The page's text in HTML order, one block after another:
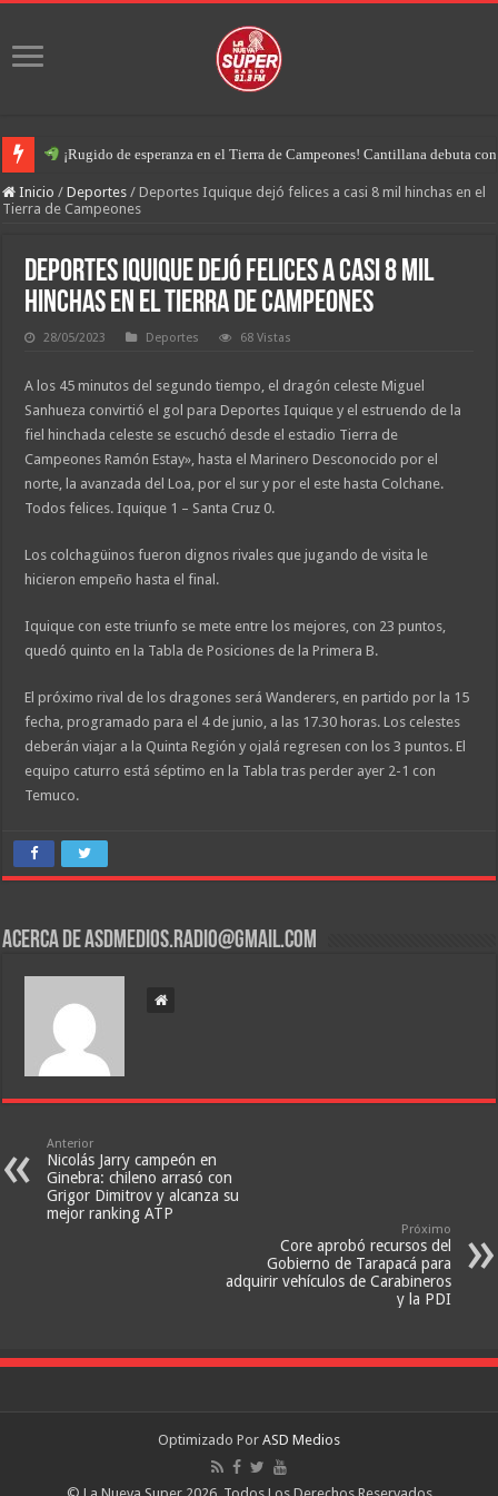
¡Rugido de esperanza en el Tierra de Campeones! Cantillana debuta
Inicio / Deportes / Deportes Iquique dejó felices a casi 8 mil hinchas en el
Tierra de Campeones
Deportes Iquique dejó felices a casi 8 mil
hinchas en el Tierra de Campeones
28/05/2023 Deportes 68 Vistas
A los 45 minutos del segundo tiempo, el dragón celeste Miguel
Sanhueza convirtió el gol para Deportes Iquique y el estruendo de la
fiel hinchada celeste se escuchó desde el estadio Tierra de
Campeones Ramón Estay», hasta el Marinero Desconocido por el
norte, la avanzada del Loa, por el sur y por el este hasta Colchane.
Todos felices. Iquique 1 – Santa Cruz 0.
Los colchagüinos fueron dignos rivales que jugando de visita le
hicieron empeño hasta el final.
Iquique con este triunfo se mete entre los mejores, con 23 puntos,
quedó quinto en la Tabla de Posiciones de la Primera B.
El próximo rival de los dragones será Wanderers, en partido por la 15
fecha, programado para el 4 de junio, a las 17.30 horas. Los celestes
deberán viajar a la Quinta Región y ojalá regresen con los 3 puntos. El
equipo caturro está séptimo en la Tabla tras perder ayer 2-1 con
Temuco.
Acerca de asdmedios.radio@gmail.com
Anterior
Nicolás Jarry campeón en
Ginebra: chileno arrasó con
Grigor Dimitrov y alcanza su
mejor ranking ATP
Próximo
Core aprobó recursos del
Gobierno de Tarapacá para
adquirir vehículos de Carabineros
y la PDI
Optimizado Por ASD Medios